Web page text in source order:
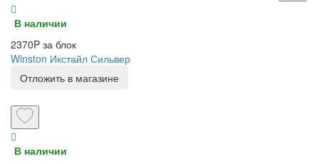
В наличии
2370P за блок
Winston Икстайл Сильвер
Отложить в магазине
В наличии